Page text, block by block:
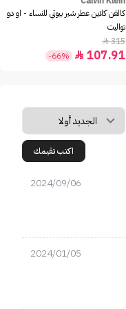
كالفن كلاين عطر شير بيوتي للنساء - او دو
تواليت
315

107.91

-66%
اكتب تقيمك
2024/09/06
2024/01/05